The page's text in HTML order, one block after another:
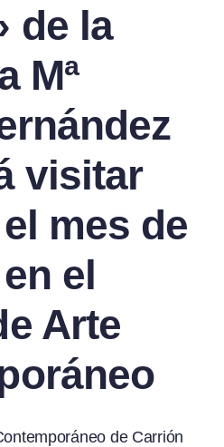
de la
Mª
visitar
mes de
el
Arte
de Carrión